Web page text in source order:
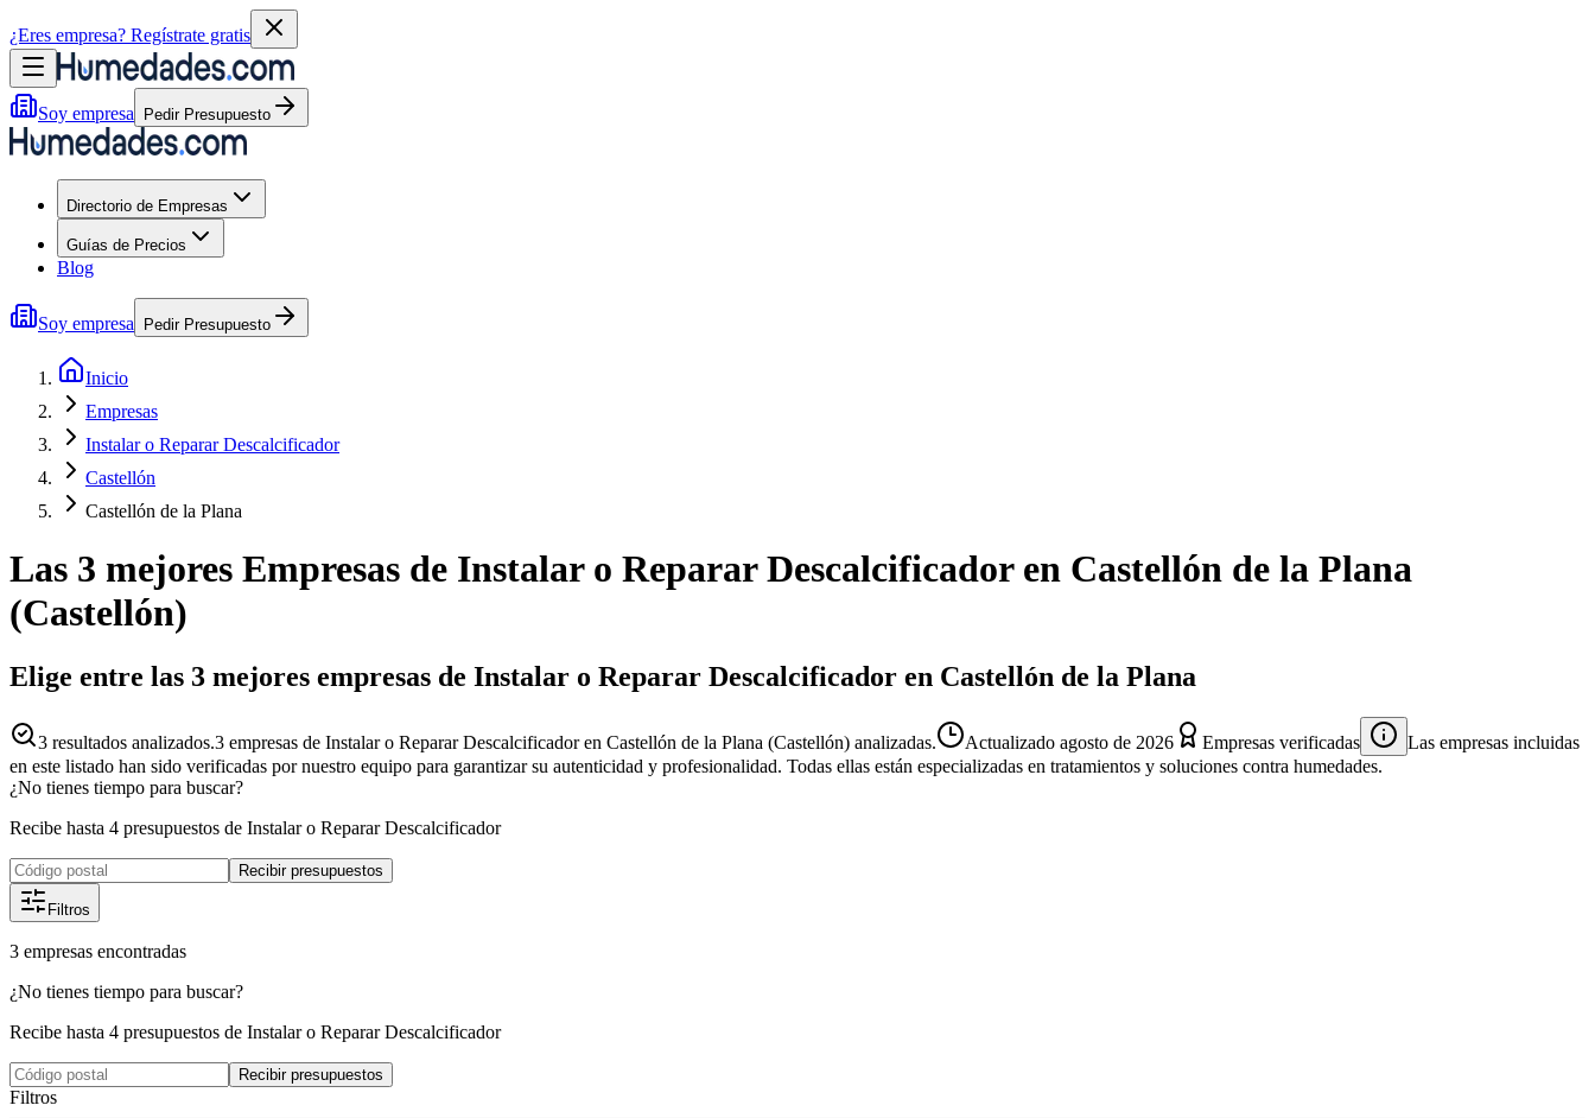
¿Eres empresa? Regístrate gratis
Soy empresa Pedir Presupuesto
Directorio de Empresas
Guías de Precios
Blog
Soy empresa Pedir Presupuesto
Inicio
Empresas
Instalar o Reparar Descalcificador
Castellón
Castellón de la Plana
Las 3 mejores Empresas de Instalar o Reparar Descalcificadoren Castellón de la Plana
(Castellón)
Elige entre las 3 mejores empresas de Instalar o Reparar Descalcificador en Castellón de la Plana
3 resultados analizados.3 empresas de Instalar o Reparar Descalcificador en Castellón de la Plana (Castellón) analizadas. Actualizado agosto de 2026 Empresas verificadas
Las empresas incluidas
en este listado han sido verificadas por nuestro equipo para garantizar su autenticidad y profesionalidad. Todas ellas están especializadas en tratamientos y soluciones contra humedades.
¿No tienes tiempo para buscar?
Recibe hasta 4 presupuestos de Instalar o Reparar Descalcificador
Recibir presupuestos
Filtros
3 empresas encontradas
¿No tienes tiempo para buscar?
Recibe hasta 4 presupuestos de Instalar o Reparar Descalcificador
Recibir presupuestos
Filtros